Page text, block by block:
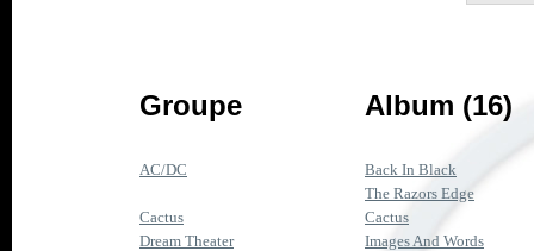
Groupe Album (16)
AC/DC
Back In Black
The Razors Edge
Cactus
Cactus
Dream Theater
Images And Words